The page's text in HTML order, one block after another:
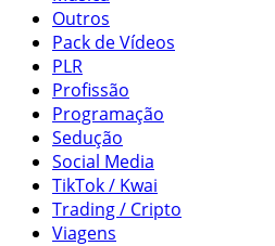
Outros
Pack de Vídeos
PLR
Profissão
Programação
Sedução
Social Media
TikTok / Kwai
Trading / Cripto
Viagens